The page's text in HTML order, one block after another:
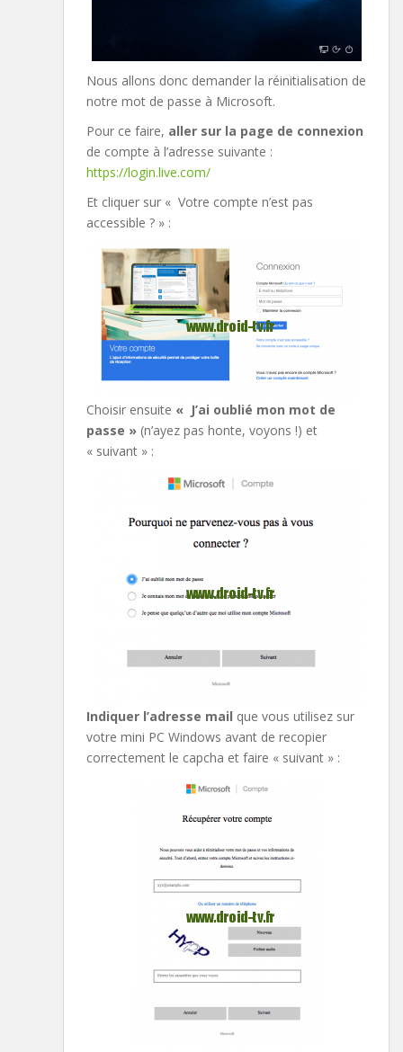
Nous allons donc demander la réinitialisation de
notre mot de passe à Microsoft.
Pour ce faire, aller sur la page de connexion
de compte à l’adresse suivante :
https://login.live.com/
Et cliquer sur « Votre compte n’est pas
accessible ? » :
Choisir ensuite « J’ai oublié mon mot de
passe » (n’ayez pas honte, voyons !) et
« suivant » :
Indiquer l’adresse mail que vous utilisez sur
votre mini PC Windows avant de recopier
correctement le capcha et faire « suivant » :